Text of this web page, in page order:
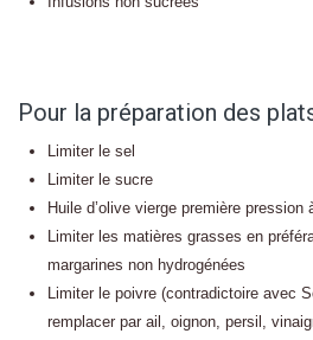
Pour la préparation des
Limiter le sel
Limiter le sucre
Huile d’olive vierge première
Limiter les matières grasses en
margarines non hydrogénées
Limiter le poivre (contradictoire avec
remplacer par ail, oignon, persil,